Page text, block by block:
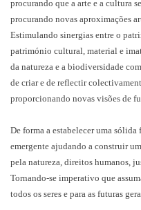
procurando que a arte e a cultura
procurando novas aproximações
Estimulando sinergias entre o
património cultural, material e
da natureza e a biodiversidade
de criar e de reflectir
proporcionando novas visões de
De forma a estabelecer uma
emergente ajudando a construir
pela natureza, direitos humanos,
Tornando-se imperativo que
todos os seres e para as futuras